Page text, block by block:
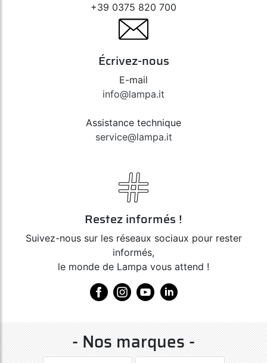
+39 0375 820 700
Écrivez-nous
E-mail
info@lampa.it
Assistance technique
service@lampa.it
Restez informés !
Suivez-nous sur les réseaux sociaux pour rester
informés,
le monde de Lampa vous attend !
- Nos marques -